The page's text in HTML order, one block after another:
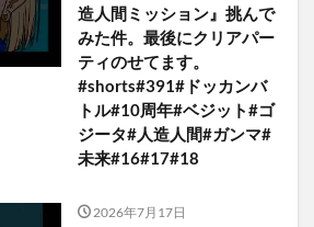
造人間ミッション』挑んで
みた件。最後にクリアパー
ティのせてます。
#shorts#391#ドッカンバ
トル#10周年#ベジット#ゴ
ジータ#人造人間#ガンマ#
未来#16#17#18
2026年7月17日